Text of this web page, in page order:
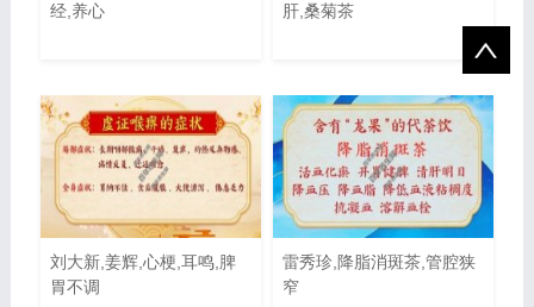
经,养心
肝,桑菊茶
刘大新,姜辉,心梗,耳鸣,脾
胃不调
雷秀珍,降脂消斑茶,管腔狭
窄